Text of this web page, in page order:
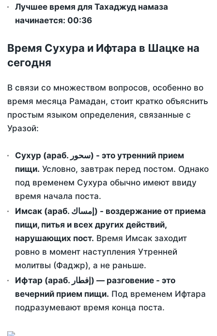
Лучшее время для Тахаджуд намаза
начинается: 00:36
Время Сухура и Ифтара в Шацке на
сегодня
В связи со множеством вопросов, особенно во
время месяца Рамадан, стоит кратко объяснить
простым языком определения, связанные с
Уразой:
Сухур (араб. سحور) - это утренний прием
пищи. Условно, завтрак перед постом. Однако
под временем Сухура обычно имеют ввиду
время начала поста.
Имсак (араб. إمساك) - воздержание от приема
пищи, питья и всех других действий,
нарушающих пост. Время Имсак заходит
ровно в момент наступления Утренней
молитвы (Фаджр), а не раньше.
Ифтар (араб. إفطار) — разговение - это
вечерний прием пищи. Под временем Ифтара
подразумевают время конца поста.